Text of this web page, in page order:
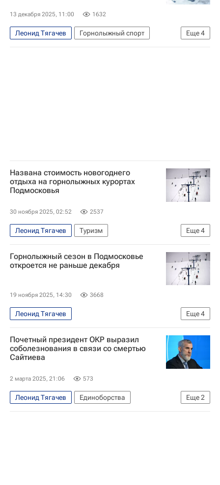
Госдума РФ
Дмитрий Свищев
13 декабря 2025, 11:00 1632
Еще4
Леонид Тягачев
Горнолыжный спорт
Валерий Цыганов
Вокруг спорта
Названа стоимость новогоднего
отдыха на горнолыжных курортах
Подмосковья
30 ноября 2025, 02:52 2537
Еще4
Леонид Тягачев
Туризм
Московская область (Подмосковье)
отдых в России
Туризм Новости - Туризм
Горнолыжный сезон в Подмосковье
откроется не раньше декабря
19 ноября 2025, 14:30 3668
Еще4
Леонид Тягачев
Московская область (Подмосковье)
Горнолыжный спорт
Спорт
горнолыжный курорт
Почетный президент ОКР выразил
соболезнования в связи со смертью
Сайтиева
2 марта 2025, 21:06 573
Еще2
Леонид Тягачев
Единоборства
Бувайсар Сайтиев